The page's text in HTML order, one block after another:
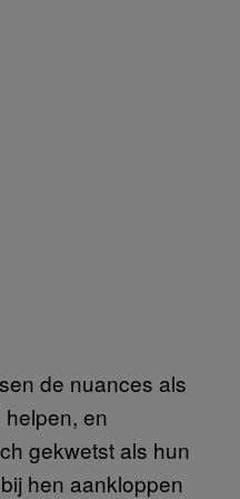
de nuances als
en
gekwetst als hun
hen aankloppen